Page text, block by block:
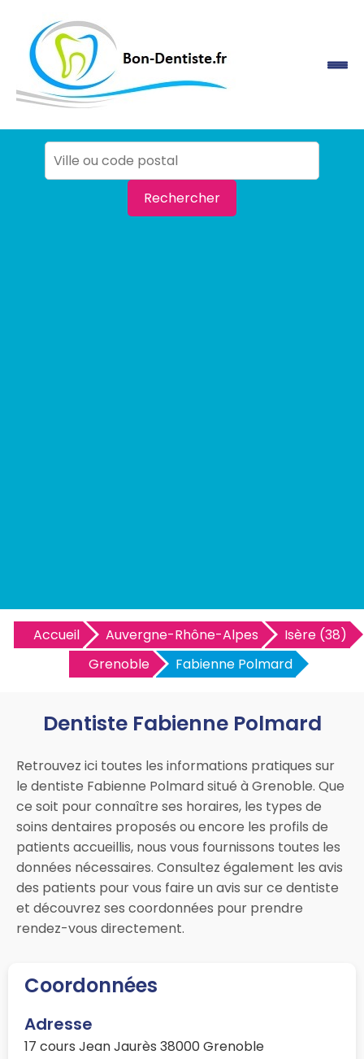
Rechercher
Accueil Auvergne-Rhône-Alpes
Isère (38)
Grenoble
Fabienne Polmard
Dentiste Fabienne Polmard
Retrouvez ici toutes les informations pratiques sur
le dentiste Fabienne Polmard situé à Grenoble. Que
ce soit pour connaître ses horaires, les types de
soins dentaires proposés ou encore les profils de
patients accueillis, nous vous fournissons toutes les
données nécessaires. Consultez également les avis
des patients pour vous faire un avis sur ce dentiste
et découvrez ses coordonnées pour prendre
rendez-vous directement.
Coordonnées
Adresse
17 cours Jean Jaurès 38000 Grenoble